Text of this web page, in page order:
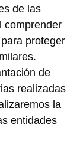
de las
comprender
proteger
de
realizadas
la
entidades